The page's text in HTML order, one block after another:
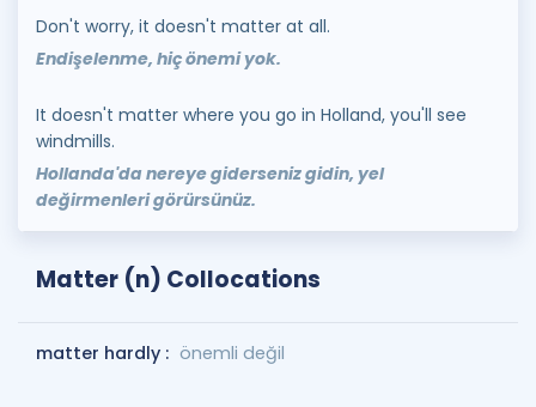
Don't worry, it doesn't matter at all.
Endişelenme, hiç önemi yok.
It doesn't matter where you go in Holland, you'll see
windmills.
Hollanda'da nereye giderseniz gidin, yel
değirmenleri görürsünüz.
Matter (n) Collocations
matter hardly : önemli değil